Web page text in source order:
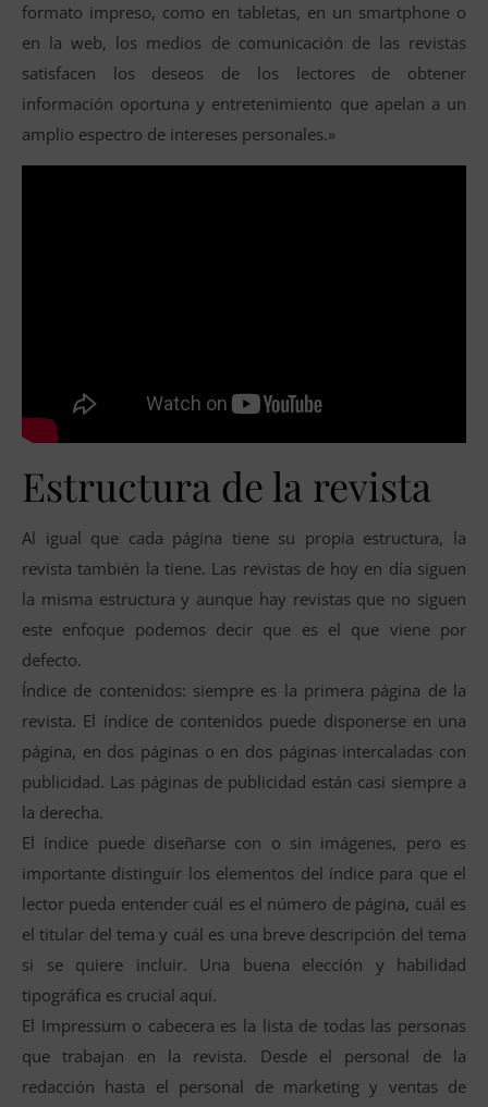
formato impreso, como en tabletas, en un smartphone o
en la web, los medios de comunicación de las revistas
satisfacen los deseos de los lectores de obtener
información oportuna y entretenimiento que apelan a un
amplio espectro de intereses personales.»
Estructura de la revista
Al igual que cada página tiene su propia estructura, la
revista también la tiene. Las revistas de hoy en día siguen
la misma estructura y aunque hay revistas que no siguen
este enfoque podemos decir que es el que viene por
defecto.
Índice de contenidos: siempre es la primera página de la
revista. El índice de contenidos puede disponerse en una
página, en dos páginas o en dos páginas intercaladas con
publicidad. Las páginas de publicidad están casi siempre a
la derecha.
El índice puede diseñarse con o sin imágenes, pero es
importante distinguir los elementos del índice para que el
lector pueda entender cuál es el número de página, cuál es
el titular del tema y cuál es una breve descripción del tema
si se quiere incluir. Una buena elección y habilidad
tipográfica es crucial aquí.
El Impressum o cabecera es la lista de todas las personas
que trabajan en la revista. Desde el personal de la
redacción hasta el personal de marketing y ventas de